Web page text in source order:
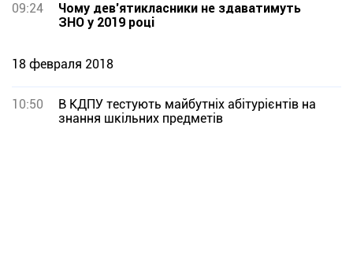
09:24
Чому дев’ятикласники не здаватимуть
ЗНО у 2019 році
18 февраля 2018
10:50
В КДПУ тестують майбутніх абітурієнтів на
знання шкільних предметів